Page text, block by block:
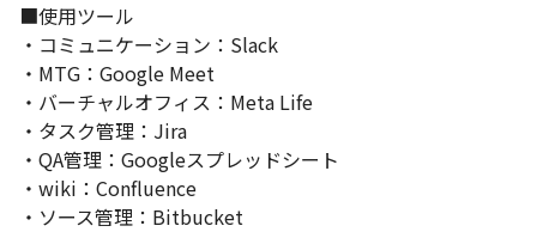
【管理ツール】
Trello / Backlog / JIRA / Confluence / Redmine
■提案を採用された実績
・新規サービスのアーキテクチャ、技術選定、CI/CDの構築
・サービスリニューアルに伴う技術選定と更改対応
・現場内でのモブプロ会や読書会の主催
・新規チームの立ち上げとスクラムマスターとしてのチームのリ
ード
・コードレビュー時のレビュー観点・良い事例の共有に関する大
■使用ツール
・コミュニケーション：Slack
・MTG：Google Meet
・バーチャルオフィス：Meta Life
・タスク管理：Jira
・QA管理：Googleスプレッドシート
・wiki：Confluence
・ソース管理：Bitbucket